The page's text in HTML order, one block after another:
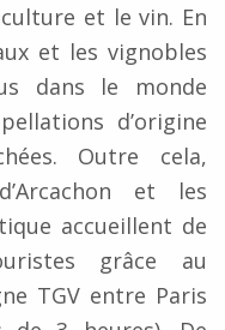
et le vin. En
et les vignobles
dans le monde
d’origine
Outre cela,
et les
accueillent de
grâce au
TGV entre Paris